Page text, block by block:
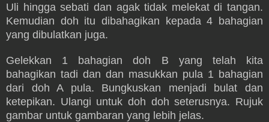
Uli hingga sebati dan agak tidak melekat di tangan.
Kemudian doh itu dibahagikan kepada 4 bahagian
yang dibulatkan juga.
Gelekkan 1 bahagian doh B yang telah kita
bahagikan tadi dan dan masukkan pula 1 bahagian
dari doh A pula. Bungkuskan menjadi bulat dan
ketepikan. Ulangi untuk doh doh seterusnya. Rujuk
gambar untuk gambaran yang lebih jelas.